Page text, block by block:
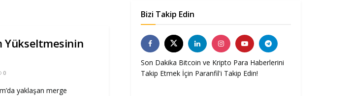
Yükseltmesinin
0
yaklaşan merge
Bizi Takip Edin
Son Dakika Bitcoin ve Kripto Para Haberlerini
Takip Etmek İçin Paranfil'i Takip Edin!